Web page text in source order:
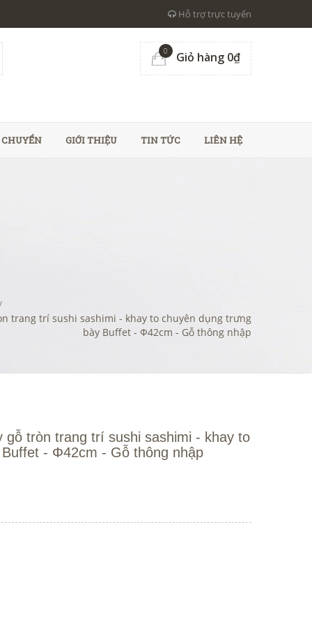
Hỗ trợ trực tuyến
0 Giỏ hàng 0₫
GIỚI THIỆU TIN TỨC LIÊN HỆ
trang trí sushi sashimi - khay to chuyên dụng trưng
bày Buffet - Φ42cm - Gỗ thông nhập
gỗ tròn trang trí sushi sashimi - khay to
- Φ42cm - Gỗ thông nhập